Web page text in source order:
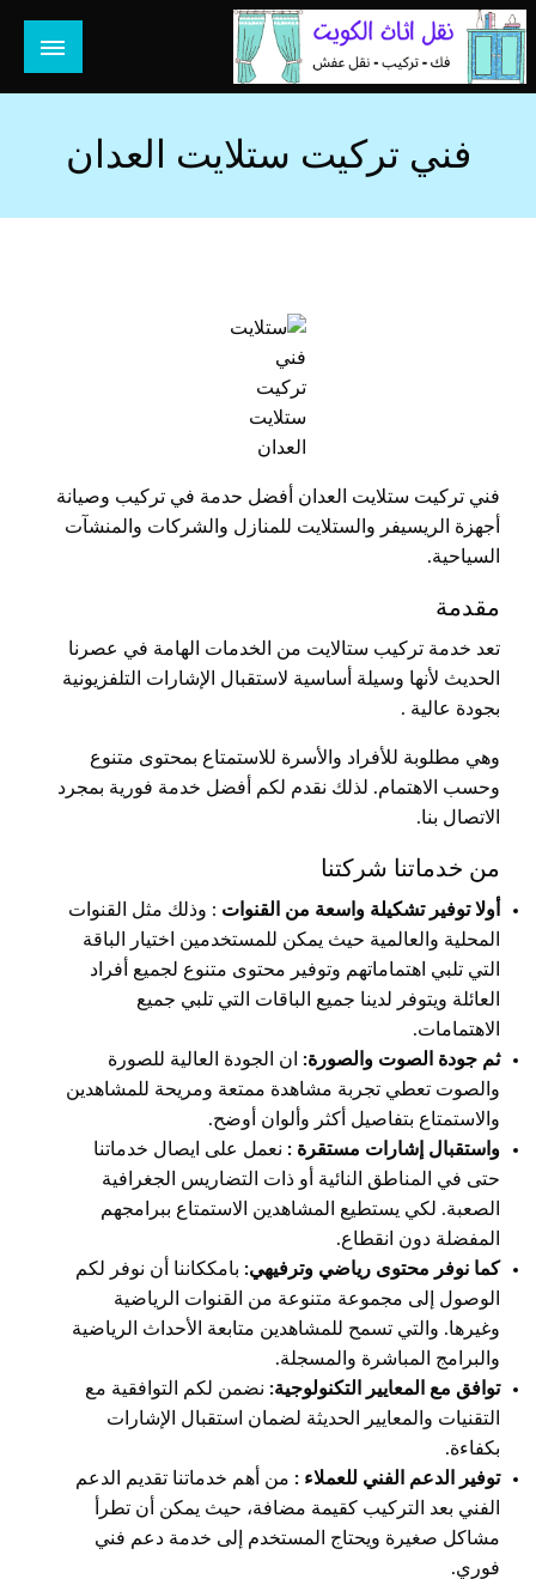
التخطي
إلى
المحتوى
هل تبحث عن أفضل خدمات بالكويت؟ خدمة فك نقل تركيب صيانة
فني تركيت ستلايت العدان
فني
تركيت
ستلايت
العدان
فني تركيت ستلايت العدان أفضل حدمة في تركيب وصيانة
أجهزة الريسيفر والستلايت للمنازل والشركات والمنشآت
السياحية.
مقدمة
تعد خدمة تركيب ستالايت من الخدمات الهامة في عصرنا
الحديث لأنها وسيلة أساسية لاستقبال الإشارات التلفزيونية
بجودة عالية .
وهي مطلوبة للأفراد والأسرة للاستمتاع بمحتوى متنوع
وحسب الاهتمام. لذلك نقدم لكم أفضل خدمة فورية بمجرد
الاتصال بنا.
من خدماتنا شركتنا
أولا توفير تشكيلة واسعة من القنوات : وذلك مثل القنوات
المحلية والعالمية حيث يمكن للمستخدمين اختيار الباقة
التي تلبي اهتماماتهم وتوفير محتوى متنوع لجميع أفراد
العائلة ويتوفر لدينا جميع الباقات التي تلبي جميع
الاهتمامات.
ثم جودة الصوت والصورة: ان الجودة العالية للصورة
والصوت تعطي تجربة مشاهدة ممتعة ومريحة للمشاهدين
والاستمتاع بتفاصيل أكثر وألوان أوضح.
واستقبال إشارات مستقرة : نعمل على ايصال خدماتنا
حتى في المناطق النائية أو ذات التضاريس الجغرافية
الصعبة. لكي يستطيع المشاهدين الاستمتاع ببرامجهم
المفضلة دون انقطاع.
كما نوفر محتوى رياضي وترفيهي: بامككاننا أن نوفر لكم
الوصول إلى مجموعة متنوعة من القنوات الرياضية
وغيرها. والتي تسمح للمشاهدين متابعة الأحداث الرياضية
والبرامج المباشرة والمسجلة.
توافق مع المعايير التكنولوجية: نضمن لكم التوافقية مع
التقنيات والمعايير الحديثة لضمان استقبال الإشارات
بكفاءة.
توفير الدعم الفني للعملاء : من أهم خدماتنا تقديم الدعم
الفني بعد التركيب كقيمة مضافة، حيث يمكن أن تطرأ
مشاكل صغيرة ويحتاج المستخدم إلى خدمة دعم فني
فوري.